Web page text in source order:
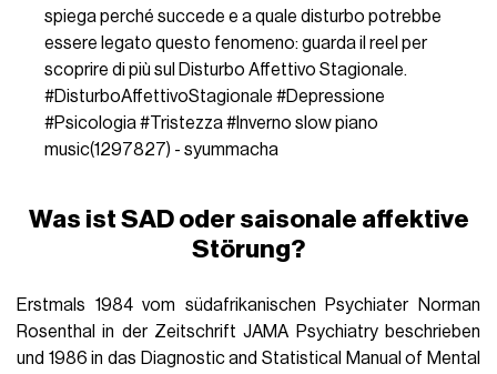
spiega perché succede e a quale disturbo potrebbe
essere legato questo fenomeno: guarda il reel per
scoprire di più sul Disturbo Affettivo Stagionale.
#DisturboAffettivoStagionale #Depressione
#Psicologia#Tristezza#Inverno slow piano
music(1297827) - syummacha
Was ist SAD oder saisonale affektive
Störung?
Erstmals 1984 vom südafrikanischen Psychiater Norman
Rosenthal in der Zeitschrift JAMA Psychiatry beschrieben
und 1986 in das Diagnostic and Statistical Manual of Mental